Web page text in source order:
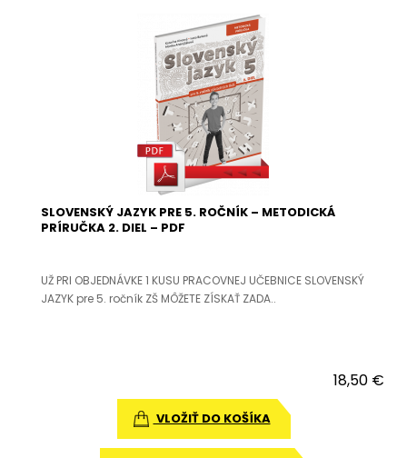
SLOVENSKÝ JAZYK PRE 5. ROČNÍK – METODICKÁ
PRÍRUČKA 2. DIEL – PDF
UŽ PRI OBJEDNÁVKE 1 KUSU PRACOVNEJ UČEBNICE SLOVENSKÝ
JAZYK pre 5. ročník ZŠ MÔŽETE ZÍSKAŤ ZADA..
18,50 €
VLOŽIŤ DO KOŠÍKA